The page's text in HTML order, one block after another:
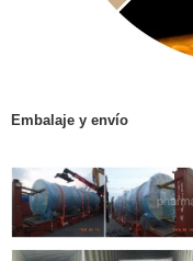
Embalaje y envío